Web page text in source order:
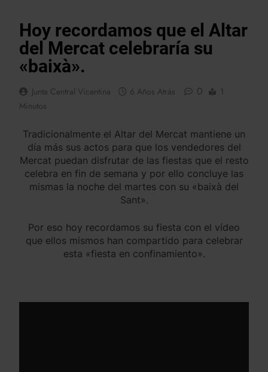
Hoy recordamos que el Altar
del Mercat celebraría su
«baixà».
Junta Central Vicentina 6 Años Atrás 0
1
Minutos
Tradicionalmente el Altar del Mercat mantiene un
día más sus actos para que los vendedores del
Mercat puedan disfrutar de las fiestas que el resto
celebra en fin de semana y por ello concluye las
mismas la noche del martes con su «baixà del
Sant».
Por eso hoy recordamos su fiesta con el vídeo
que ellos mismos han compartido para celebrar
esta «fiesta en confinamiento».